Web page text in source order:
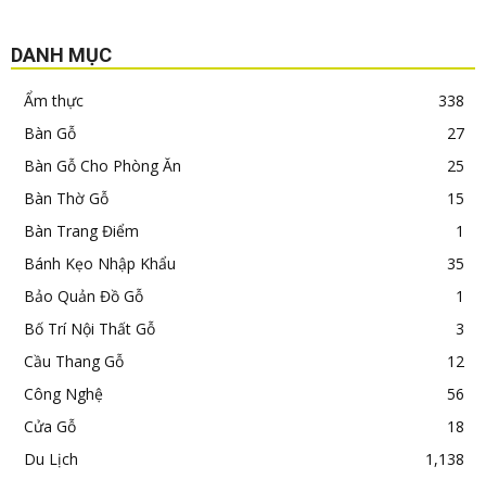
DANH MỤC
Ẩm thực
338
Bàn Gỗ
27
Bàn Gỗ Cho Phòng Ăn
25
Bàn Thờ Gỗ
15
Bàn Trang Điểm
1
Bánh Kẹo Nhập Khẩu
35
Bảo Quản Đồ Gỗ
1
Bố Trí Nội Thất Gỗ
3
Cầu Thang Gỗ
12
Công Nghệ
56
Cửa Gỗ
18
Du Lịch
1,138